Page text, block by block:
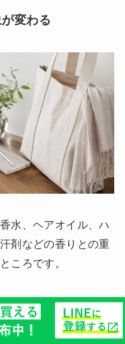
変わる
水、ヘアオイル、ハ
剤などの香りとの重
ころです。
数の香りが重なると
が薄れたりすること